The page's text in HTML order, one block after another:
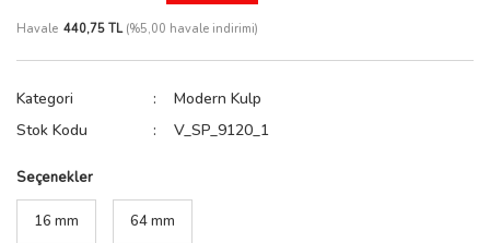
Havale 440,75 TL(%5,00 havale indirimi)
Kategori
Modern Kulp
Stok Kodu
V_SP_9120_1
Seçenekler
16 mm 64 mm